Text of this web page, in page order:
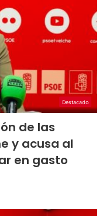
Destacado
de las
y acusa al
en gasto